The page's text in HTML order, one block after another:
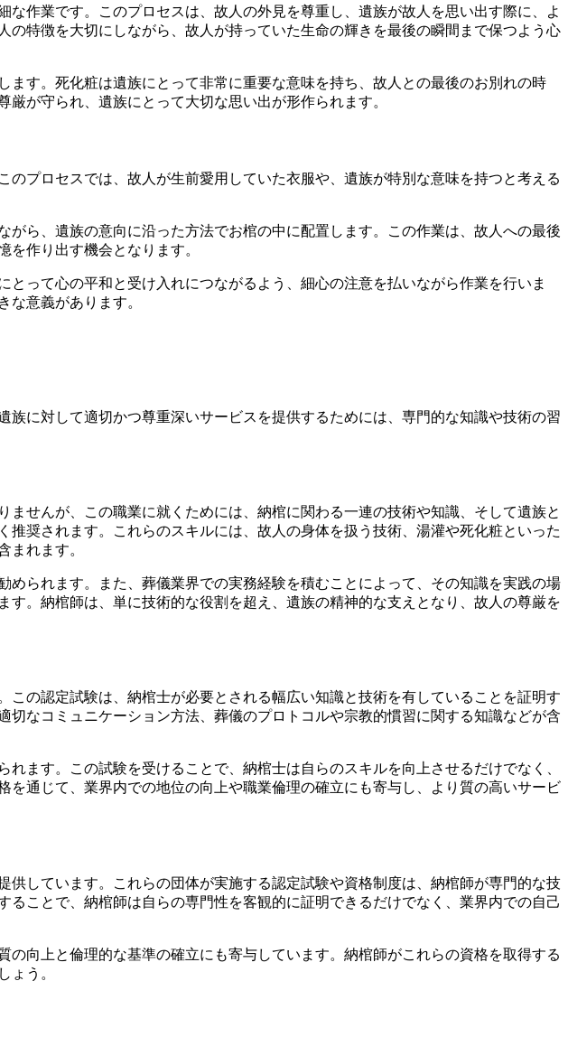
作業です。このプロセスは、故人の外見を尊重し、遺族が故人を思い出す際に、よ
特徴を大切にしながら、故人が持っていた生命の輝きを最後の瞬間まで保つよう心
す。死化粧は遺族にとって非常に重要な意味を持ち、故人との最後のお別れの時
が守られ、遺族にとって大切な思い出が形作られます。
プロセスでは、故人が生前愛用していた衣服や、遺族が特別な意味を持つと考える
ら、遺族の意向に沿った方法でお棺の中に配置します。この作業は、故人への最後
作り出す機会となります。
って心の平和と受け入れにつながるよう、細心の注意を払いながら作業を行いま
意義があります。
に対して適切かつ尊重深いサービスを提供するためには、専門的な知識や技術の習
せんが、この職業に就くためには、納棺に関わる一連の技術や知識、そして遺族と
奨されます。これらのスキルには、故人の身体を扱う技術、湯灌や死化粧といった
まれます。
られます。また、葬儀業界での実務経験を積むことによって、その知識を実践の場
。納棺師は、単に技術的な役割を超え、遺族の精神的な支えとなり、故人の尊厳を
の認定試験は、納棺士が必要とされる幅広い知識と技術を有していることを証明す
なコミュニケーション方法、葬儀のプロトコルや宗教的慣習に関する知識などが含
ます。この試験を受けることで、納棺士は自らのスキルを向上させるだけでなく、
通じて、業界内での地位の向上や職業倫理の確立にも寄与し、より質の高いサービ
しています。これらの団体が実施する認定試験や資格制度は、納棺師が専門的な技
ことで、納棺師は自らの専門性を客観的に証明できるだけでなく、業界内での自己
向上と倫理的な基準の確立にも寄与しています。納棺師がこれらの資格を取得する
ょう。